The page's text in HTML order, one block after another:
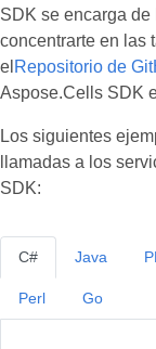
SDK se encarga
concentrarte en las
el Repositorio de
Aspose.Cells SDK
Los siguientes
llamadas a los
SDK:
C# Java
Perl Go